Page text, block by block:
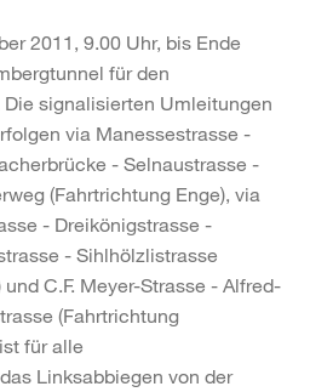
2011, 9.00 Uhr, bis Ende
für den
signalisierten Umleitungen
via Manessestrasse -
- Selnaustrasse -
(Fahrtrichtung Enge), via
- Dreikönigstrasse -
- Sihlhölzlistrasse
C.F. Meyer-Strasse - Alfred-
(Fahrtrichtung
für alle
Linksabbiegen von der